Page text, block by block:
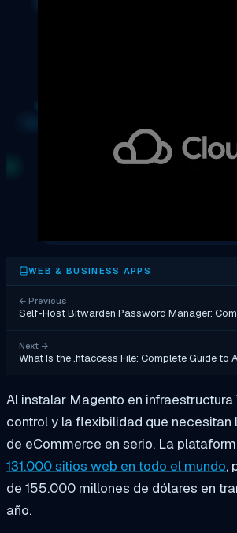
WEB & BUSINESS APPS
← Previous
Self-Host Bitwarden Password Manager:
Next →
What Is the .htaccess File: Complete Guide to
Al instalar Magento en infraestructura
control y la flexibilidad que necesitan
de eCommerce en serio. La
131.000 sitios web en todo el mundo,
de 155.000 millones de dólares en
año.